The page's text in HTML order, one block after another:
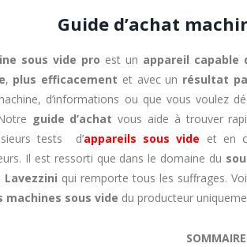
Guide d’achat
sous vide pro est un appareil capable
, plus efficacement et avec un résultat
d’informations ou que vous voulez
guide d’achat vous aide à trouver
tests d’appareils sous vide et en
Il est ressorti que dans le domaine du
qui remporte tous les suffrages.
machines sous vide du producteur